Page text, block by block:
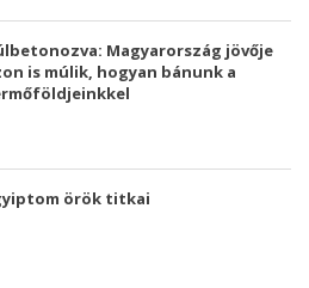
Magyarország jövője
is múlik, hogyan bánunk a
örök titkai